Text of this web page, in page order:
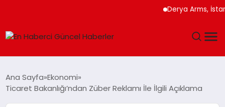
Derya Arms,
Ana Sayfa Ekonomi
Ticaret Bakanlığı’ndan Züber Reklamı İle İlgili Açıklama